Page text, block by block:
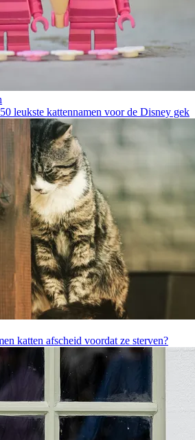
leukste kattennamen voor de Disney gek
katten afscheid voordat ze sterven?